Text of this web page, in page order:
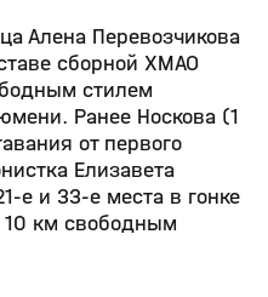
Алена Перевозчикова
сборной ХМАО
стилем
Ранее Носкова (1
от первого
Елизавета
и 33‑е места в гонке
км свободным